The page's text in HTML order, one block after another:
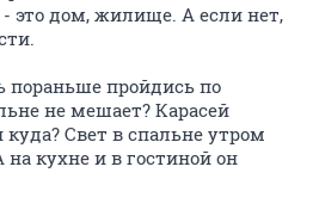
это дом, жилище. А если нет,
пораньше пройдись по
не мешает? Карасей
Свет в спальне утром
кухне и в гостиной он